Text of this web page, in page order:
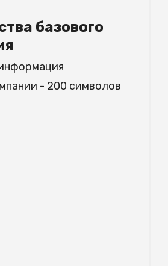
базового
- 200 символов